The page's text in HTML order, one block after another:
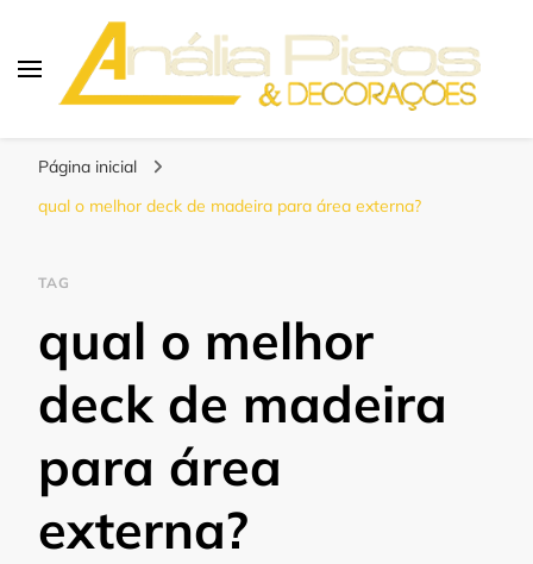
Página inicial
qual o melhor deck de madeira para área externa?
TAG
qual o melhor
deck de madeira
para área
externa?